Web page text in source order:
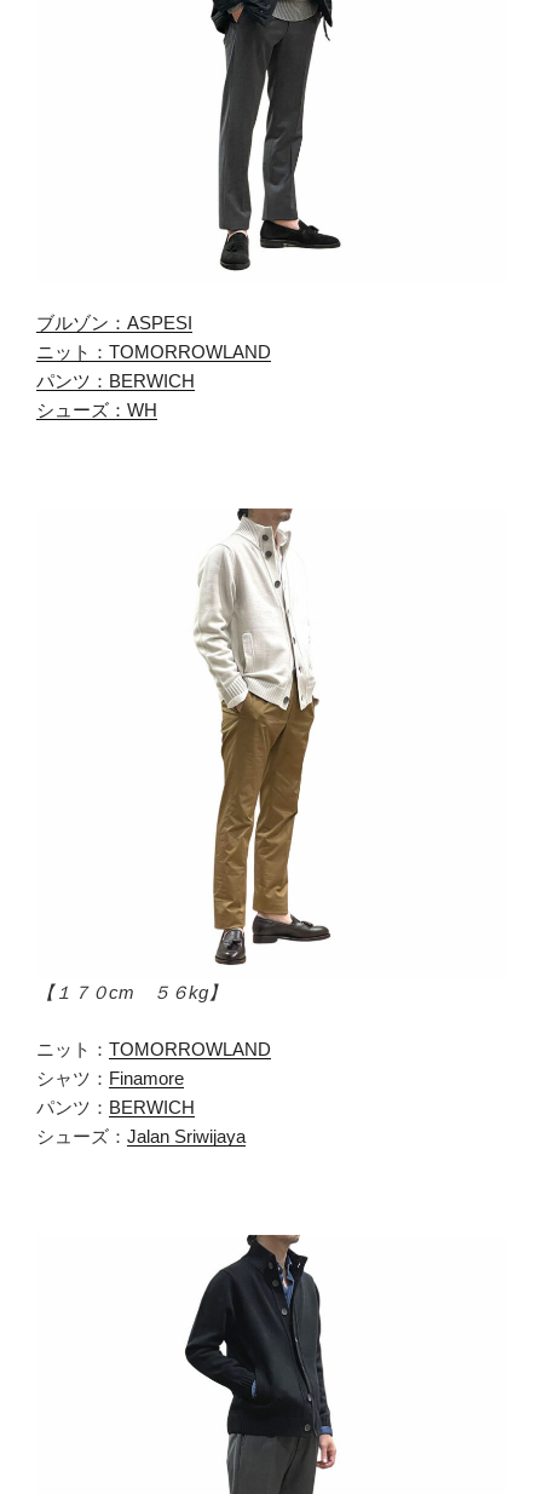
ブルゾン：ASPESI
ニット：TOMORROWLAND
パンツ：BERWICH
シューズ：WH
【１７０cm ５６kg】
ニット： TOMORROWLAND
シャツ： Finamore
パンツ： BERWICH
シューズ： Jalan Sriwijaya